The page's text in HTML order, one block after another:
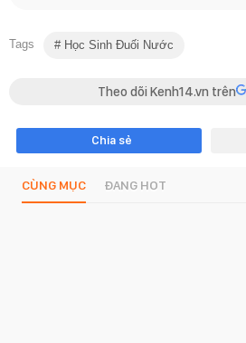
Tags Học Sinh Đuối Nước
Theo dõi Kenh14.vn trên
Chia sẻ
CÙNG MỤC ĐANG HOT